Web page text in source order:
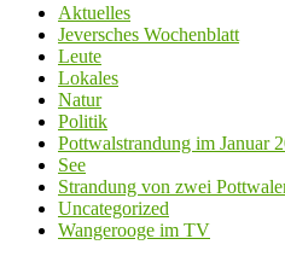
Aktuelles
Jeversches Wochenblatt
Leute
Lokales
Natur
Politik
Pottwalstrandung im Januar
See
Strandung von zwei
Uncategorized
Wangerooge im TV